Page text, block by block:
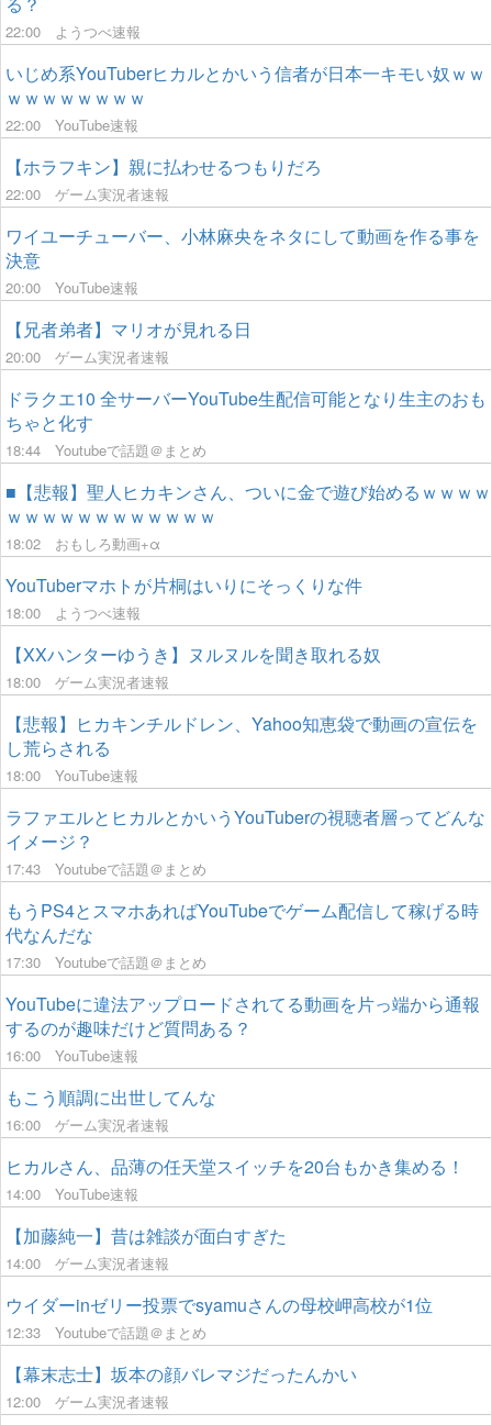
22:00 ようつべ速報
いじめ系YouTuberヒカルとかいう信者が日本一キモい奴ｗｗ
ｗｗｗｗｗｗｗｗ
22:00 YouTube速報
【ホラフキン】親に払わせるつもりだろ
22:00 ゲーム実況者速報
ワイユーチューバー、小林麻央をネタにして動画を作る事を
決意
20:00 YouTube速報
【兄者弟者】マリオが見れる日
20:00 ゲーム実況者速報
ドラクエ10 全サーバーYouTube生配信可能となり生主のおも
ちゃと化す
18:44 Youtubeで話題＠まとめ
■【悲報】聖人ヒカキンさん、ついに金で遊び始めるｗｗｗｗ
ｗｗｗｗｗｗｗｗｗｗｗｗ
18:02 おもしろ動画+α
YouTuberマホトが片桐はいりにそっくりな件
18:00 ようつべ速報
【XXハンターゆうき】ヌルヌルを聞き取れる奴
18:00 ゲーム実況者速報
【悲報】ヒカキンチルドレン、Yahoo知恵袋で動画の宣伝を
し荒らされる
18:00 YouTube速報
ラファエルとヒカルとかいうYouTuberの視聴者層ってどんな
イメージ？
17:43 Youtubeで話題＠まとめ
もうPS4とスマホあればYouTubeでゲーム配信して稼げる時
代なんだな
17:30 Youtubeで話題＠まとめ
YouTubeに違法アップロードされてる動画を片っ端から通報
するのが趣味だけど質問ある？
16:00 YouTube速報
もこう順調に出世してんな
16:00 ゲーム実況者速報
ヒカルさん、品薄の任天堂スイッチを20台もかき集める！
14:00 YouTube速報
【加藤純一】昔は雑談が面白すぎた
14:00 ゲーム実況者速報
ウイダーinゼリー投票でsyamuさんの母校岬高校が1位
12:33 Youtubeで話題＠まとめ
【幕末志士】坂本の顔バレマジだったんかい
12:00 ゲーム実況者速報